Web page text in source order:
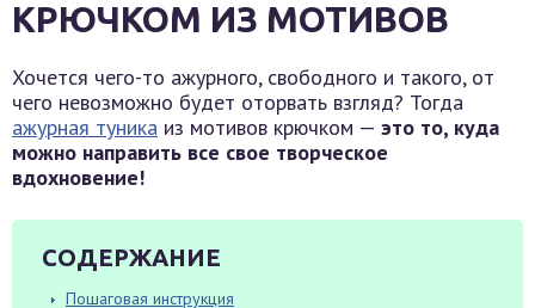
КРЮЧКОМ ИЗ МОТИВОВ
Хочется чего-то ажурного, свободного и такого, от
чего невозможно будет оторвать взгляд? Тогда
ажурная туника из мотивов крючком — это то, куда
можно направить все свое творческое
вдохновение!
СОДЕРЖАНИЕ
Пошаговая инструкция